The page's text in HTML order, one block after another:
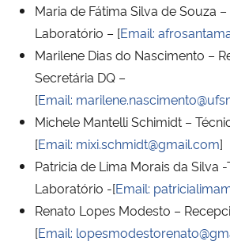
Maria de Fátima Silva de Souza
Laboratório – [Email:
Marilene Dias do Nascimento –
Secretária DQ –
[Email:
Michele Mantelli Schimidt –
[Email: mixi.schmidt@gmail.com]
Patricia de Lima Morais da Silva
Laboratório -[Email:
Renato Lopes Modesto –
[Email: